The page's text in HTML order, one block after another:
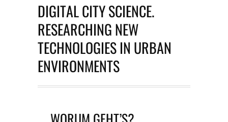
DIGITAL CITY SCIENCE.
RESEARCHING NEW
TECHNOLOGIES IN URBAN
ENVIRONMENTS